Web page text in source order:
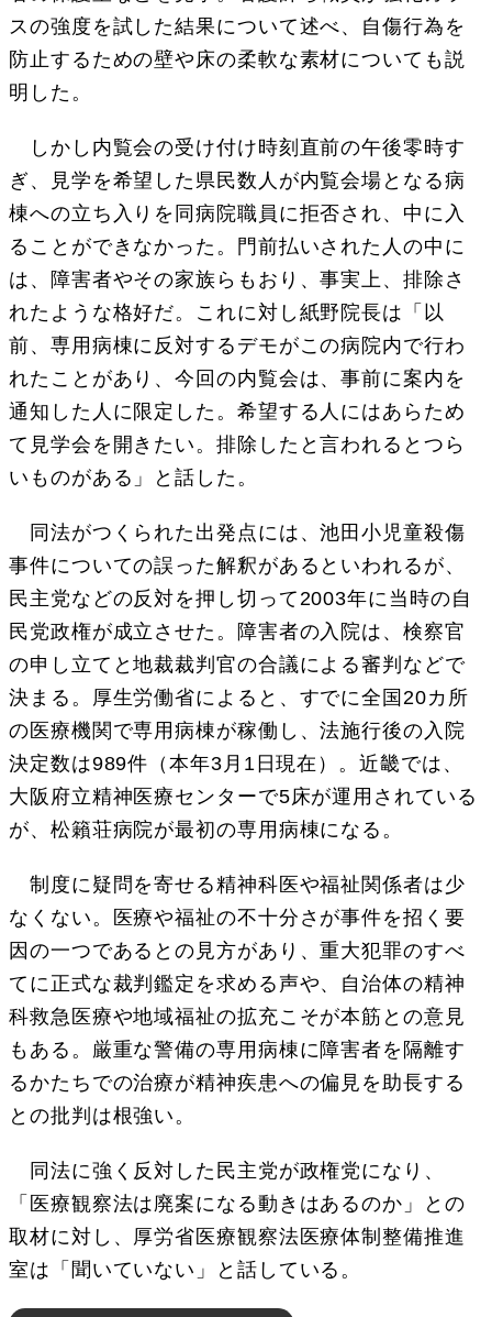
スの強度を試した結果について述べ、自傷行為を
防止するための壁や床の柔軟な素材についても説
明した。
しかし内覧会の受け付け時刻直前の午後零時す
ぎ、見学を希望した県民数人が内覧会場となる病
棟への立ち入りを同病院職員に拒否され、中に入
ることができなかった。門前払いされた人の中に
は、障害者やその家族らもおり、事実上、排除さ
れたような格好だ。これに対し紙野院長は「以
前、専用病棟に反対するデモがこの病院内で行わ
れたことがあり、今回の内覧会は、事前に案内を
通知した人に限定した。希望する人にはあらため
て見学会を開きたい。排除したと言われるとつら
いものがある」と話した。
同法がつくられた出発点には、池田小児童殺傷
事件についての誤った解釈があるといわれるが、
民主党などの反対を押し切って2003年に当時の自
民党政権が成立させた。障害者の入院は、検察官
の申し立てと地裁裁判官の合議による審判などで
決まる。厚生労働省によると、すでに全国20カ所
の医療機関で専用病棟が稼働し、法施行後の入院
決定数は989件（本年3月1日現在）。近畿では、
大阪府立精神医療センターで5床が運用されている
が、松籟荘病院が最初の専用病棟になる。
制度に疑問を寄せる精神科医や福祉関係者は少
なくない。医療や福祉の不十分さが事件を招く要
因の一つであるとの見方があり、重大犯罪のすべ
てに正式な裁判鑑定を求める声や、自治体の精神
科救急医療や地域福祉の拡充こそが本筋との意見
もある。厳重な警備の専用病棟に障害者を隔離す
るかたちでの治療が精神疾患への偏見を助長する
との批判は根強い。
同法に強く反対した民主党が政権党になり、
「医療観察法は廃案になる動きはあるのか」との
取材に対し、厚労省医療観察法医療体制整備推進
室は「聞いていない」と話している。